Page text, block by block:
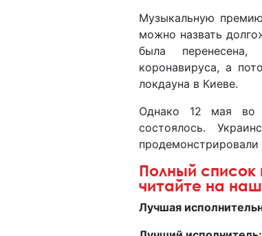
Музыкальную
можно назвать
была
коронавируса, а
локдауна в Киеве.
Однако 12 мая во
состоялось.
Полный список
читайте на
Лучшая